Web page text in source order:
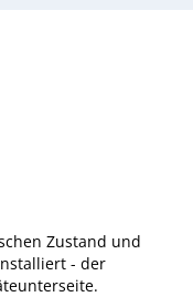
Zustand und
- der